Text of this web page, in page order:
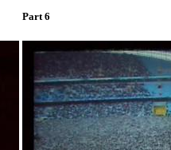
Part 6